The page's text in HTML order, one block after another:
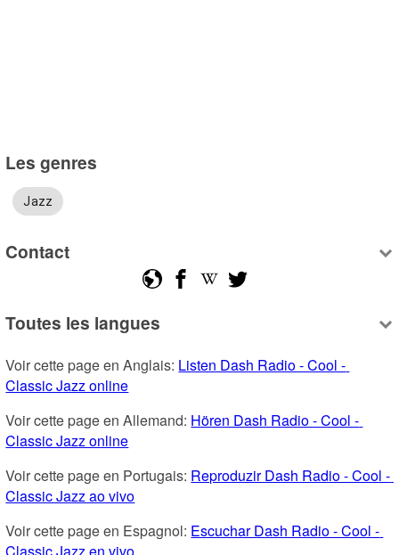
Les genres
Jazz
Contact
Toutes les langues
Voir cette page en Anglais: Listen Dash Radio - Cool -
Classic Jazz online
Voir cette page en Allemand: Hören Dash Radio - Cool -
Classic Jazz online
Voir cette page en Portugais: Reproduzir Dash Radio - Cool -
Classic Jazz ao vivo
Voir cette page en Espagnol: Escuchar Dash Radio - Cool -
Classic Jazz en vivo